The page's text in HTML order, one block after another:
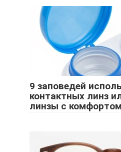
9 заповедей
контактных линз
линзы с